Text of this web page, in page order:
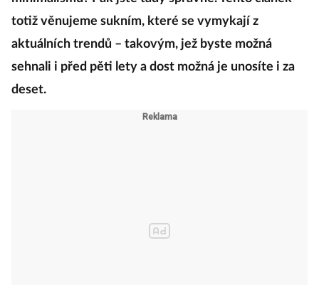
totiž věnujeme sukním, které se vymykají z
aktuálních trendů – takovým, jež byste možná
sehnali i před pěti lety a dost možná je unosíte i za
deset.